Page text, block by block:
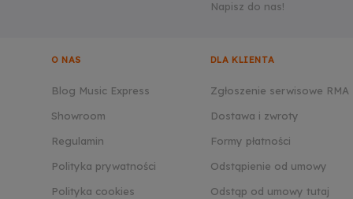
Napisz do nas!
O NAS
Blog Music Express
Showroom
Regulamin
Polityka prywatności
Polityka cookies
DLA KLIENTA
Zgłoszenie serwisowe RMA
Dostawa i zwroty
Formy płatności
Odstąpienie od umowy
Odstąp od umowy tutaj